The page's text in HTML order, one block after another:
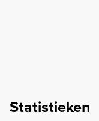
Statistieken